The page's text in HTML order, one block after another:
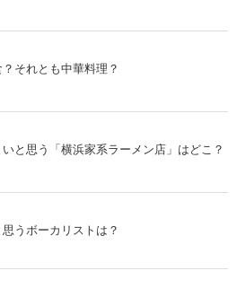
それとも中華料理？
と思う「横浜家系ラーメン店」はどこ？
うボーカリストは？